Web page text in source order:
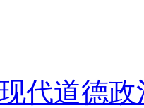
代道德政